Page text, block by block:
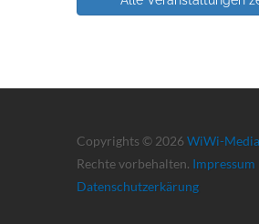
Copyrights © 2026 WiWi-
Rechte vorbehalten. Impressum
Datenschutzerkärung